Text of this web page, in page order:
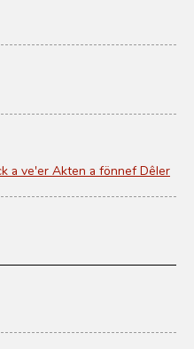
a ve'er Akten a fönnef Dêler